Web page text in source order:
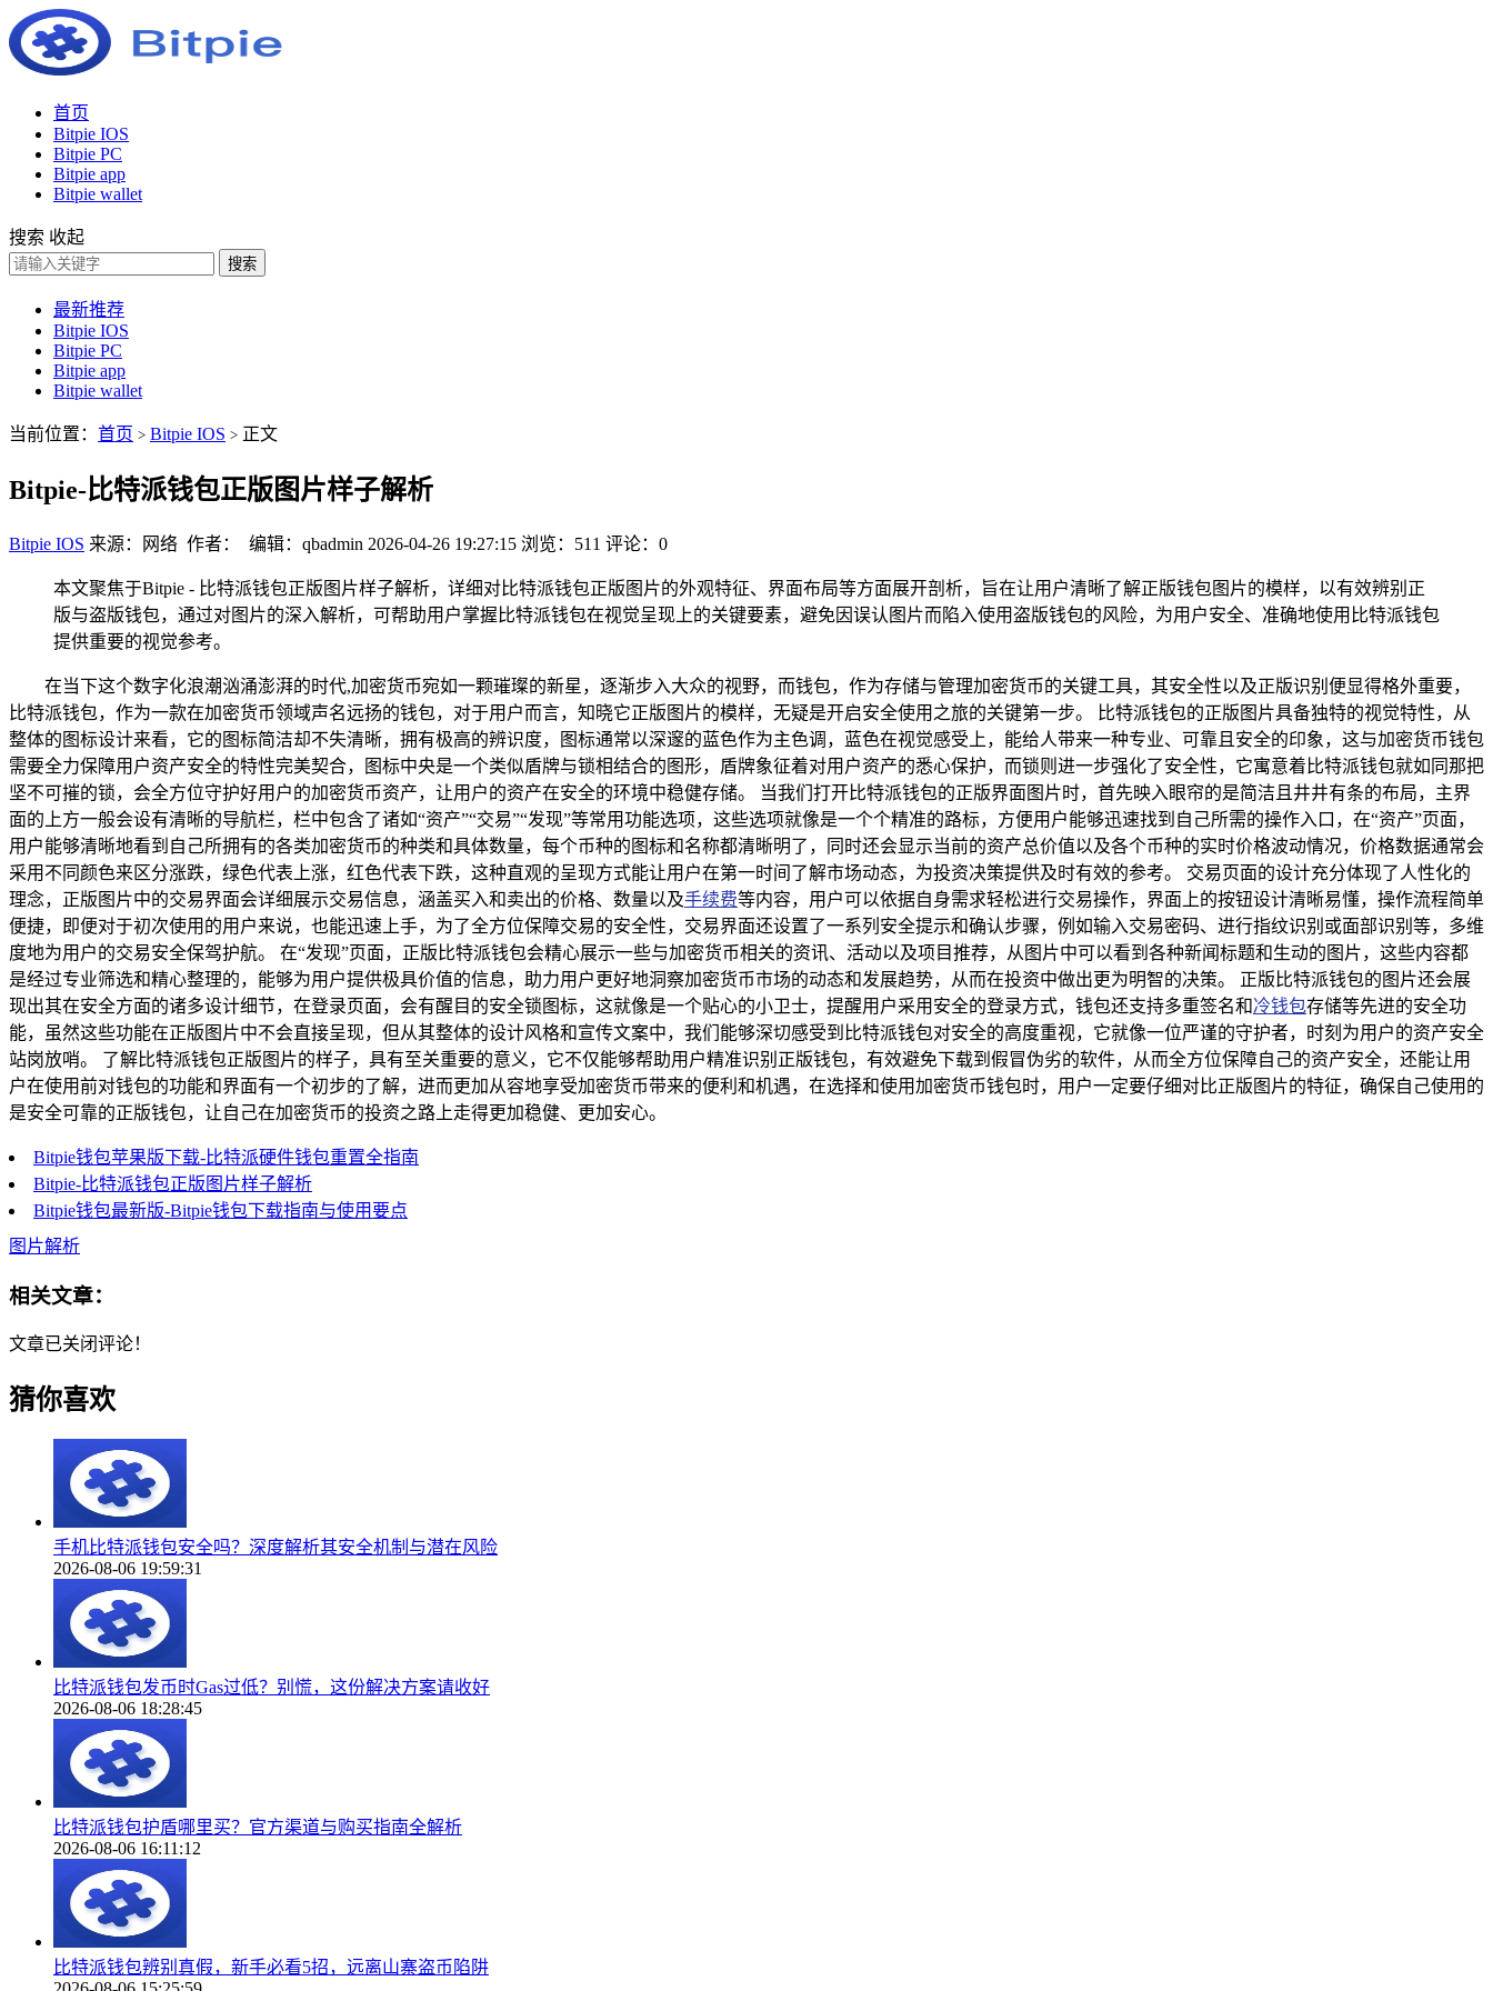
首页
Bitpie IOS
Bitpie PC
Bitpie app
Bitpie wallet
搜索 收起
搜索
最新推荐
Bitpie IOS
Bitpie PC
Bitpie app
Bitpie wallet
当前位置： 首页 > Bitpie IOS > 正文
Bitpie-比特派钱包正版图片样子解析
Bitpie IOS 来源：网络 作者： 编辑：qbadmin 2026-04-26 19:27:15 浏览：511 评论：0
本文聚焦于Bitpie - 比特派钱包正版图片样子解析，详细对比特派钱包正版图片的外观特征、界面布局等方面展开剖析，旨在让用户清晰了解正版钱包图片的模样，以有效辨别正
版与盗版钱包，通过对图片的深入解析，可帮助用户掌握比特派钱包在视觉呈现上的关键要素，避免因误认图片而陷入使用盗版钱包的风险，为用户安全、准确地使用比特派钱包
提供重要的视觉参考。
在当下这个数字化浪潮汹涌澎湃的时代,加密货币宛如一颗璀璨的新星，逐渐步入大众的视野，而钱包，作为存储与管理加密货币的关键工具，其安全性以及正版识别便显得格外重要，
比特派钱包，作为一款在加密货币领域声名远扬的钱包，对于用户而言，知晓它正版图片的模样，无疑是开启安全使用之旅的关键第一步。 比特派钱包的正版图片具备独特的视觉特性，从
整体的图标设计来看，它的图标简洁却不失清晰，拥有极高的辨识度，图标通常以深邃的蓝色作为主色调，蓝色在视觉感受上，能给人带来一种专业、可靠且安全的印象，这与加密货币钱包
需要全力保障用户资产安全的特性完美契合，图标中央是一个类似盾牌与锁相结合的图形，盾牌象征着对用户资产的悉心保护，而锁则进一步强化了安全性，它寓意着比特派钱包就如同那把
坚不可摧的锁，会全方位守护好用户的加密货币资产，让用户的资产在安全的环境中稳健存储。 当我们打开比特派钱包的正版界面图片时，首先映入眼帘的是简洁且井井有条的布局，主界
面的上方一般会设有清晰的导航栏，栏中包含了诸如“资产”“交易”“发现”等常用功能选项，这些选项就像是一个个精准的路标，方便用户能够迅速找到自己所需的操作入口，在“资产”页面，
用户能够清晰地看到自己所拥有的各类加密货币的种类和具体数量，每个币种的图标和名称都清晰明了，同时还会显示当前的资产总价值以及各个币种的实时价格波动情况，价格数据通常会
采用不同颜色来区分涨跌，绿色代表上涨，红色代表下跌，这种直观的呈现方式能让用户在第一时间了解市场动态，为投资决策提供及时有效的参考。 交易页面的设计充分体现了人性化的
理念，正版图片中的交易界面会详细展示交易信息，涵盖买入和卖出的价格、数量以及手续费等内容，用户可以依据自身需求轻松进行交易操作，界面上的按钮设计清晰易懂，操作流程简单
便捷，即便对于初次使用的用户来说，也能迅速上手，为了全方位保障交易的安全性，交易界面还设置了一系列安全提示和确认步骤，例如输入交易密码、进行指纹识别或面部识别等，多维
度地为用户的交易安全保驾护航。 在“发现”页面，正版比特派钱包会精心展示一些与加密货币相关的资讯、活动以及项目推荐，从图片中可以看到各种新闻标题和生动的图片，这些内容都
是经过专业筛选和精心整理的，能够为用户提供极具价值的信息，助力用户更好地洞察加密货币市场的动态和发展趋势，从而在投资中做出更为明智的决策。 正版比特派钱包的图片还会展
现出其在安全方面的诸多设计细节，在登录页面，会有醒目的安全锁图标，这就像是一个贴心的小卫士，提醒用户采用安全的登录方式，钱包还支持多重签名和冷钱包存储等先进的安全功
能，虽然这些功能在正版图片中不会直接呈现，但从其整体的设计风格和宣传文案中，我们能够深切感受到比特派钱包对安全的高度重视，它就像一位严谨的守护者，时刻为用户的资产安全
站岗放哨。 了解比特派钱包正版图片的样子，具有至关重要的意义，它不仅能够帮助用户精准识别正版钱包，有效避免下载到假冒伪劣的软件，从而全方位保障自己的资产安全，还能让用
户在使用前对钱包的功能和界面有一个初步的了解，进而更加从容地享受加密货币带来的便利和机遇，在选择和使用加密货币钱包时，用户一定要仔细对比正版图片的特征，确保自己使用的
是安全可靠的正版钱包，让自己在加密货币的投资之路上走得更加稳健、更加安心。
Bitpie钱包苹果版下载-比特派硬件钱包重置全指南
Bitpie-比特派钱包正版图片样子解析
Bitpie钱包最新版-Bitpie钱包下载指南与使用要点
图片解析
相关文章：
文章已关闭评论！
猜你喜欢
手机比特派钱包安全吗？深度解析其安全机制与潜在风险
2026-08-06 19:59:31
比特派钱包发币时Gas过低？别慌，这份解决方案请收好
2026-08-06 18:28:45
比特派钱包护盾哪里买？官方渠道与购买指南全解析
2026-08-06 16:11:12
比特派钱包辨别真假，新手必看5招，远离山寨盗币陷阱